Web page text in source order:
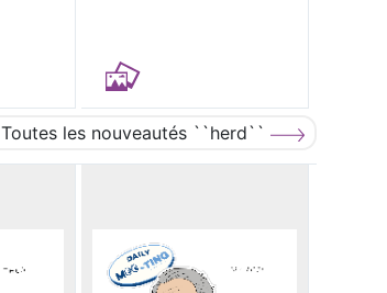
Toutes les nouveautés ``herd``